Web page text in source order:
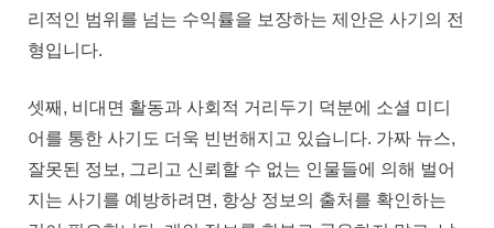
리적인 범위를 넘는 수익률을 보장하는 제안은 사기의 전
형입니다.
셋째, 비대면 활동과 사회적 거리두기 덕분에 소셜 미디
어를 통한 사기도 더욱 빈번해지고 있습니다. 가짜 뉴스,
잘못된 정보, 그리고 신뢰할 수 없는 인물들에 의해 벌어
지는 사기를 예방하려면, 항상 정보의 출처를 확인하는